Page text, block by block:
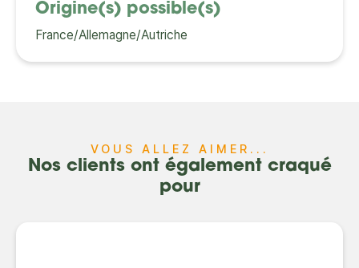
Origine(s) possible(s)
France/Allemagne/Autriche
VOUS ALLEZ AIMER...
Nos clients ont également craqué
pour